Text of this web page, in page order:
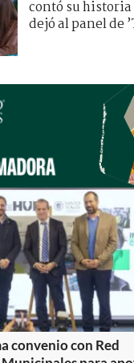
contó su
dejó al panel de
convenio con Red